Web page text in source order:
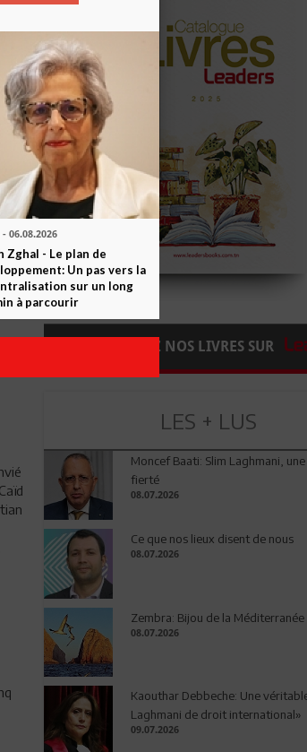
COMMANDEZ NOS LIVRES SUR
LES + LUS
Moncef Baati: Slim Laghmani,
fierté
08.07.2026
Ce que nos lieux disent de nous
08.07.2026
Zembra: Bijou de la Méditerranée
08.07.2026
Kaouthar Debbeche: Une
Laghmani de droit international»
09.07.2026
- 06.08.2026
Zghal - Le plan de
Un pas vers la
sur un long
à parcourir